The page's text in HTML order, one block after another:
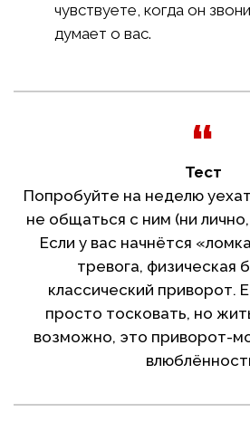
чувствуете, когда он
думает о вас.
Тест
Попробуйте на неделю
не общаться с ним (ни
Если у вас начнётся
тревога, физическая
классический приворот.
просто тосковать, но
возможно, это приворот-